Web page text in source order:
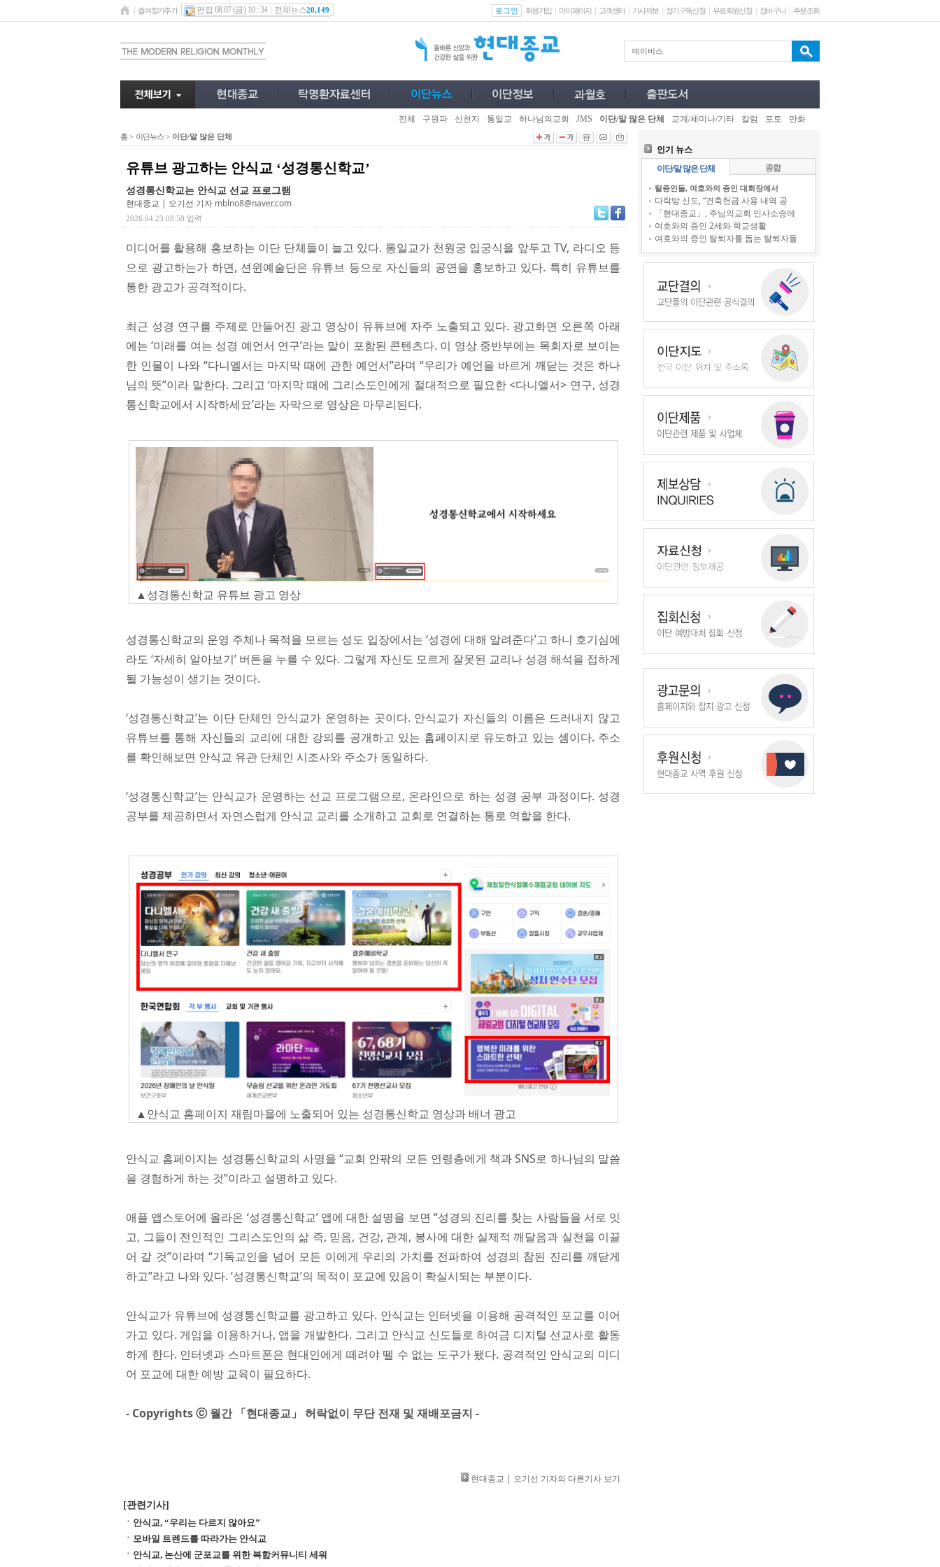
즐겨찾기추가 편집 08.07 (금) 10 : 34 전체뉴스20,149 로그인 회원가입 마이페이지 고객센터 기사제보 정기구독신청 유료회원신청 장바구니 주문조회
전체 구원파 신천지 통일교 하나님의교회 JMS 이단/말 많은 단체 교계/세미나/기타 칼럼 포토 만화
홈 > 이단뉴스 > 이단/말 많은 단체
유튜브 광고하는 안식교 ‘성경통신학교’
성경통신학교는 안식교 선교 프로그램
현대종교 | 오기선 기자 mblno8@naver.com
2026.04.23 08:50 입력
미디어를 활용해 홍보하는 이단 단체들이 늘고 있다. 통일교가 천원궁 입궁식을 앞두고 TV, 라디오 등
으로 광고하는가 하면, 션윈예술단은 유튜브 등으로 자신들의 공연을 홍보하고 있다. 특히 유튜브를
통한 광고가 공격적이다.
최근 성경 연구를 주제로 만들어진 광고 영상이 유튜브에 자주 노출되고 있다. 광고화면 오른쪽 아래
에는 ‘미래를 여는 성경 예언서 연구’라는 말이 포함된 콘텐츠다. 이 영상 중반부에는 목회자로 보이는
한 인물이 나와 “다니엘서는 마지막 때에 관한 예언서”라며 “우리가 예언을 바르게 깨닫는 것은 하나
님의 뜻”이라 말한다. 그리고 ‘마지막 때에 그리스도인에게 절대적으로 필요한 <다니엘서> 연구, 성경
통신학교에서 시작하세요’라는 자막으로 영상은 마무리된다.
▲성경통신학교 유튜브 광고 영상
성경통신학교의 운영 주체나 목적을 모르는 성도 입장에서는 ‘성경에 대해 알려준다’고 하니 호기심에
라도 ‘자세히 알아보기’ 버튼을 누를 수 있다. 그렇게 자신도 모르게 잘못된 교리나 성경 해석을 접하게
될 가능성이 생기는 것이다.
‘성경통신학교’는 이단 단체인 안식교가 운영하는 곳이다. 안식교가 자신들의 이름은 드러내지 않고
유튜브를 통해 자신들의 교리에 대한 강의를 공개하고 있는 홈페이지로 유도하고 있는 셈이다. 주소
를 확인해보면 안식교 유관 단체인 시조사와 주소가 동일하다.
‘성경통신학교’는 안식교가 운영하는 선교 프로그램으로, 온라인으로 하는 성경 공부 과정이다. 성경
공부를 제공하면서 자연스럽게 안식교 교리를 소개하고 교회로 연결하는 통로 역할을 한다.
▲안식교 홈페이지 재림마을에 노출되어 있는 성경통신학교 영상과 배너 광고
안식교 홈페이지는 성경통신학교의 사명을 “교회 안팎의 모든 연령층에게 책과 SNS로 하나님의 말씀
을 경험하게 하는 것”이라고 설명하고 있다.
애플 앱스토어에 올라온 ‘성경통신학교’ 앱에 대한 설명을 보면 “성경의 진리를 찾는 사람들을 서로 잇
고, 그들이 전인적인 그리스도인의 삶 즉, 믿음, 건강, 관계, 봉사에 대한 실제적 깨달음과 실천을 이끌
어 갈 것”이라며 “기독교인을 넘어 모든 이에게 우리의 가치를 전파하여 성경의 참된 진리를 깨닫게
하고”라고 나와 있다. ‘성경통신학교’의 목적이 포교에 있음이 확실시되는 부분이다.
안식교가 유튜브에 성경통신학교를 광고하고 있다. 안식교는 인터넷을 이용해 공격적인 포교를 이어
가고 있다. 게임을 이용하거나, 앱을 개발한다. 그리고 안식교 신도들로 하여금 디지털 선교사로 활동
하게 한다. 인터넷과 스마트폰은 현대인에게 떼려야 뗄 수 없는 도구가 됐다. 공격적인 안식교의 미디
어 포교에 대한 예방 교육이 필요하다.
- Copyrights ⓒ 월간 「현대종교」 허락없이 무단 전재 및 재배포금지 -
현대종교 | 오기선 기자의 다른기사 보기
[관련기사]
안식교, “우리는 다르지 않아요”
모바일 트렌드를 따라가는 안식교
안식교, 논산에 군포교를 위한 복합커뮤니티 세워
인기 뉴스
이단/말 많은 단체
종합
탈증인들, 여호와의 증인 대회장에서
다락방 신도, “건축헌금 사용 내역 공
「현대종교」, 주님의교회 민사소송에
여호와의 증인 2세와 학교생활
여호와의 증인 탈퇴자를 돕는 탈퇴자들